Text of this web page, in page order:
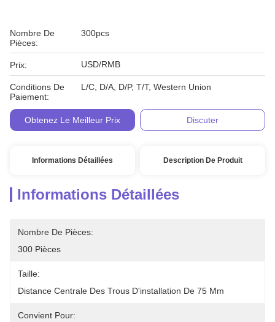
Nombre De
Pièces:
300pcs
Prix: USD/RMB
Conditions De
Paiement:
L/C, D/A, D/P, T/T, Western Union
Obtenez Le Meilleur Prix Discuter
Informations Détaillées Description De Produit
Informations Détaillées
Nombre De Pièces:
300 Pièces
Taille:
Distance Centrale Des Trous D'installation De 75 Mm
Convient Pour: